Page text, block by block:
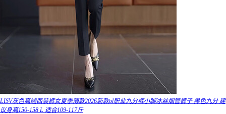
LISV灰色高端西装裤女夏季薄款2026新款ol职业九分裤小脚冰丝烟管裤子 黑色九分 建
议身高150-158 L 适合109-117斤